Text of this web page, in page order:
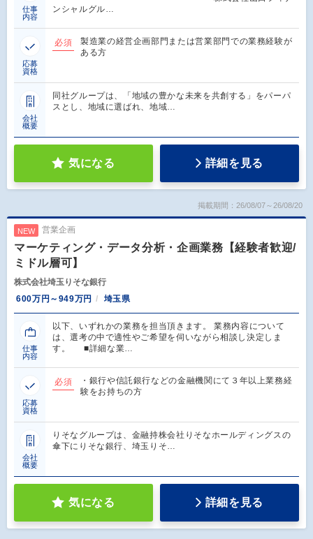
仕事
内容
ンシャルグル…
応募
資格
必須
製造業の経営企画部門または営業部門での業務経験が
ある方
会社
概要
同社グループは、「地域の豊かな未来を共創する」をパーパ
スとし、地域に選ばれ、地域…
気になる 詳細を見る
掲載期間：26/08/07～26/08/20
NEW 営業企画
マーケティング・データ分析・企画業務【経験者歓迎/
ミドル層可】
株式会社埼玉りそな銀行
600万円～949万円
埼玉県
仕事
内容
以下、いずれかの業務を担当頂きます。 業務内容について
は、選考の中で適性やご希望を伺いながら相談し決定しま
す。 ■詳細な業…
応募
資格
必須
・銀行や信託銀行などの金融機関にて３年以上業務経
験をお持ちの方
会社
概要
りそなグループは、金融持株会社りそなホールディングスの
傘下にりそな銀行、埼玉りそ…
気になる 詳細を見る